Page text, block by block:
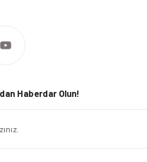
Haberdar Olun!